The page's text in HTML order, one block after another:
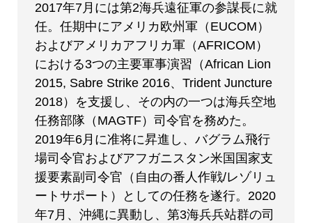
2017年7月には第2海兵遠征軍の参謀長に就
任。任期中にアメリカ欧州軍（EUCOM）
およびアメリカアフリカ軍（AFRICOM）
における3つの主要軍事演習（African Lion
2015, Sabre Strike 2016、Trident Juncture
2018）を支援し、その内の一つは海兵空地
任務部隊（MAGTF）司令官を務めた。
2019年6月に准将に昇進し、バグラム飛行
場司令官およびアフガニスタン米国国家支
援要素副司令官（自由の番人作戦/レゾリュ
ートサポート）としての任務を遂行。2020
年7月、沖縄に異動し、第3海兵兵站群の司